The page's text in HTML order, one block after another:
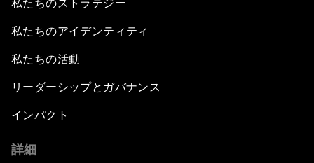
私たちのストラテジー
私たちのアイデンティティ
私たちの活動
リーダーシップとガバナンス
インパクト
詳細